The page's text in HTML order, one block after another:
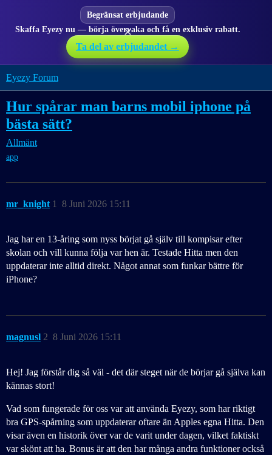
Begränsat erbjudande
Skaffa Eyezy nu — börja övervaka och få en exklusiv rabatt.
Ta del av erbjudandet →
✕
Eyezy Forum
Hur spårar man barns mobil iphone på
bästa sätt?
Allmänt
app
mr_knight 8 Juni 2026 15:11
1
Jag har en 13-åring som nyss börjat gå själv till kompisar efter
skolan och vill kunna följa var hen är. Testade Hitta men den
uppdaterar inte alltid direkt. Något annat som funkar bättre för
iPhone?
magnusl 8 Juni 2026 15:11
2
Hej! Jag förstår dig så väl - det där steget när de börjar gå själva kan
kännas stort!
Vad som fungerade för oss var att använda Eyezy, som har riktigt
bra GPS-spårning som uppdaterar oftare än Apples egna Hitta. Den
visar även en historik över var de varit under dagen, vilket faktiskt
var skönt att ha. Bonus är att den har många andra funktioner också